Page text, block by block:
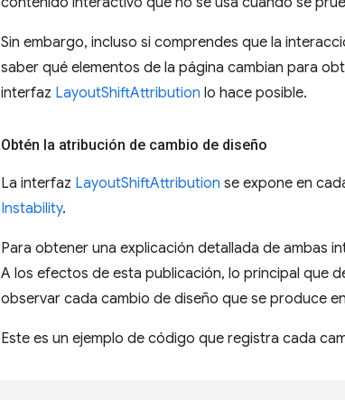
Sin embargo, incluso si comprendes que la
saber qué elementos de la página cambian para
interfaz LayoutShiftAttribution lo hace posible.
Obtén la atribución de cambio de diseño
La interfaz LayoutShiftAttribution se expone en
Instability.
Para obtener una explicación detallada de ambas
A los efectos de esta publicación, lo principal que
observar cada cambio de diseño que se produce
Este es un ejemplo de código que registra cada